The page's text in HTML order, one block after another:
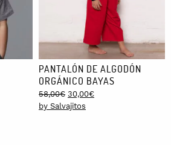
PANTALÓN DE ALGODÓN
ORGÁNICO BAYAS
58,00€ Original
price
30,00€Current
by Salvajitos